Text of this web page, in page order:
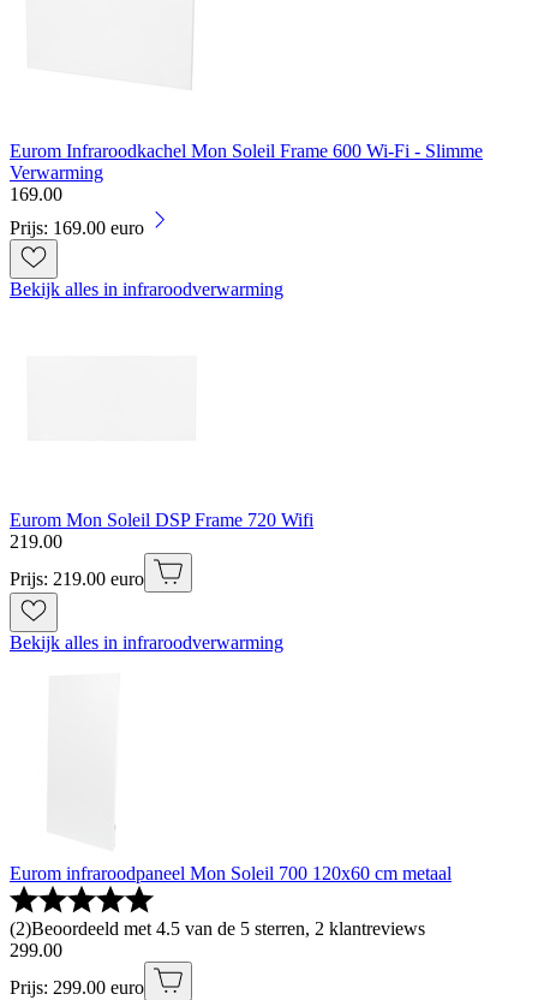
Eurom Infraroodkachel Mon Soleil Frame 600 Wi-Fi - Slimme
Verwarming
169.00
Prijs: 169.00 euro
Bekijk alles in infraroodverwarming
Eurom Mon Soleil DSP Frame 720 Wifi
219.00
Prijs: 219.00 euro
Bekijk alles in infraroodverwarming
Eurom infraroodpaneel Mon Soleil 700 120x60 cm metaal
(2)Beoordeeld met 4.5 van de 5 sterren, 2 klantreviews
299.00
Prijs: 299.00 euro